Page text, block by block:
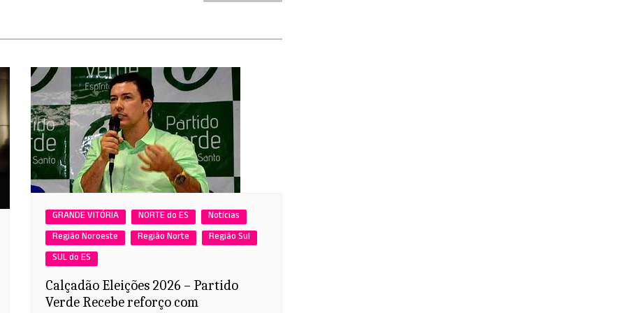
GRANDE VITÓRIA NORTE do ES
Notícias
Região Noroeste
Região Norte
Região Sul
SUL do ES
Calçadão Eleições 2026 – Partido
Verde Recebe reforço com